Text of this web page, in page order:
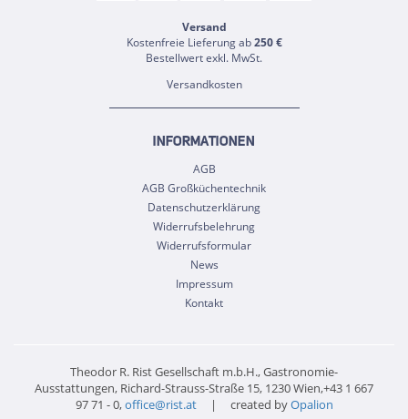
Versand
Kostenfreie Lieferung ab250 €
Bestellwert exkl. MwSt.
Versandkosten
INFORMATIONEN
AGB
AGB Großküchentechnik
Datenschutzerklärung
Widerrufsbelehrung
Widerrufsformular
News
Impressum
Kontakt
Theodor R. Rist Gesellschaft m.b.H., Gastronomie-
Ausstattungen, Richard-Strauss-Straße 15, 1230 Wien,+43 1 667
97 71 - 0,office@rist.at| created byOpalion